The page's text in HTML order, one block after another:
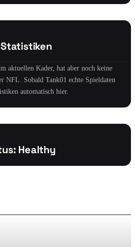
Statistiken
aktuellen Kader, hat aber noch keine
NFL. Sobald Tank01 echte Spieldaten
automatisch hier.
Healthy